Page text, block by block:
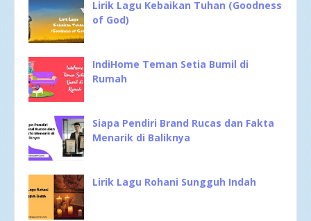
Lirik Lagu Kebaikan Tuhan (Goodness
of God)
IndiHome Teman Setia Bumil di
Rumah
Siapa Pendiri Brand Rucas dan Fakta
Menarik di Baliknya
Lirik Lagu Rohani Sungguh Indah